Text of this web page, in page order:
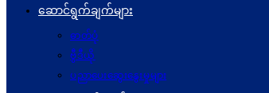
ဆောင်ရွက်ချက်များ
ဓာတ်ပုံ
ဗွီဒီယို
ပညာပေးဆွေးနွေးမှုများ